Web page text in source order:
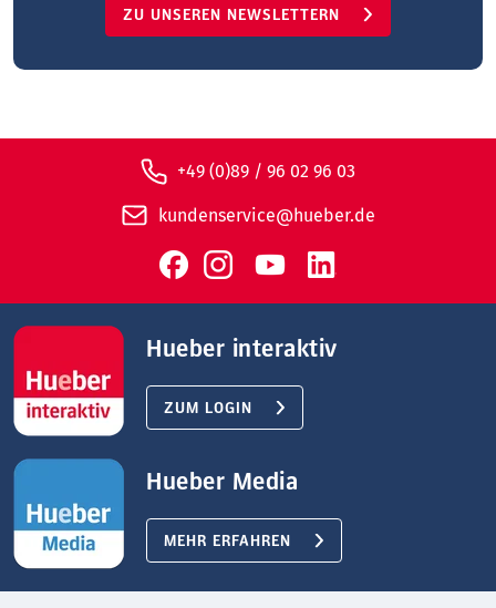
ZU UNSEREN NEWSLETTERN
+49 (0)89 / 96 02 96 03
kundenservice@hueber.de
Hueber interaktiv
ZUM LOGIN
Hueber Media
MEHR ERFAHREN